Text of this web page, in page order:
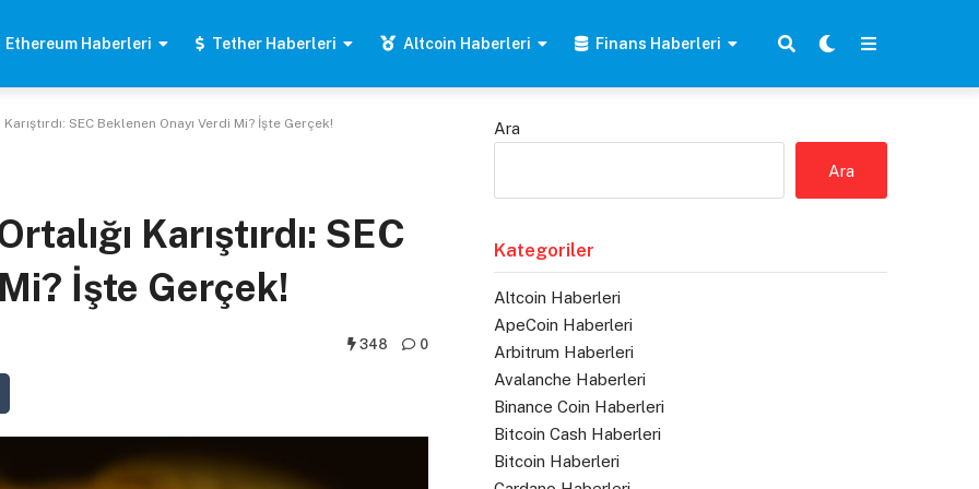
Ethereum Haberleri Tether Haberleri Altcoin Haberleri Finans Haberleri
SEC Beklenen Onayı Verdi Mi? İşte Gerçek!
Karıştırdı: SEC
İşte Gerçek!
348 0
Ara
Ara
Kategoriler
Altcoin Haberleri
ApeCoin Haberleri
Arbitrum Haberleri
Avalanche Haberleri
Binance Coin Haberleri
Bitcoin Cash Haberleri
Bitcoin Haberleri